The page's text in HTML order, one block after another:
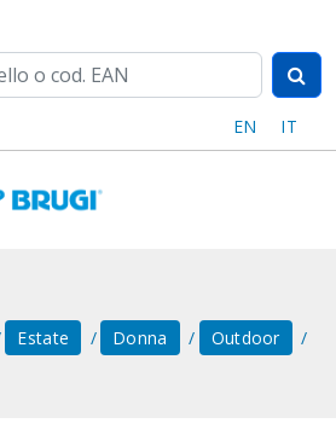
EN IT
Estate Donna
Outdoor